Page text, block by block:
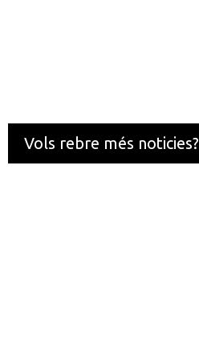
Vols rebre més noticies?